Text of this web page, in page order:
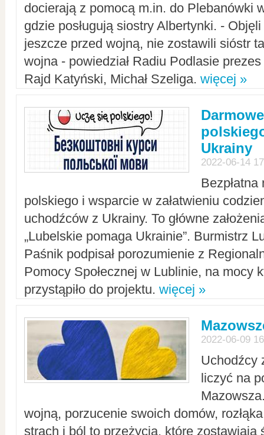
docierają z pomocą m.in. do Plebanówki
gdzie posługują siostry Albertynki. -
jeszcze przed wojną, nie zostawili sióstr
wojna - powiedział Radiu Podlasie
Rajd Katyński, Michał Szeliga. więcej »
Ukrainy
2022-06-14
polskiego i wsparcie w załatwieniu
uchodźców z Ukrainy. To główne
„Lubelskie pomaga Ukrainie”. Burmistrz
Paśnik podpisał porozumienie z
Pomocy Społecznej w Lublinie, na mocy
przystąpiło do projektu. więcej »
2022-06-09
Uchodźcy
liczyć na
wojną, porzucenie swoich domów,
strach i ból to przeżycia, które zostawiają